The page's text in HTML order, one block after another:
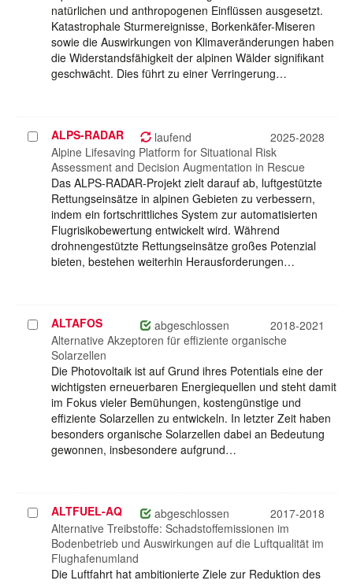
natürlichen und anthropogenen Einflüssen ausgesetzt.
Katastrophale Sturmereignisse, Borkenkäfer-Miseren
sowie die Auswirkungen von Klimaveränderungen haben
die Widerstandsfähigkeit der alpinen Wälder signifikant
geschwächt. Dies führt zu einer Verringerung…
Projekt
auswählen
ALPS-RADAR laufend
2025-2028
Alpine Lifesaving Platform for Situational Risk
Assessment and Decision Augmentation in Rescue
Das ALPS-RADAR-Projekt zielt darauf ab, luftgestützte
Rettungseinsätze in alpinen Gebieten zu verbessern,
indem ein fortschrittliches System zur automatisierten
Flugrisikobewertung entwickelt wird. Während
drohnengestützte Rettungseinsätze großes Potenzial
bieten, bestehen weiterhin Herausforderungen…
Projekt
auswählen
ALTAFOS abgeschlossen
2018-2021
Alternative Akzeptoren für effiziente organische
Solarzellen
Die Photovoltaik ist auf Grund ihres Potentials eine der
wichtigsten erneuerbaren Energiequellen und steht damit
im Fokus vieler Bemühungen, kostengünstige und
effiziente Solarzellen zu entwickeln. In letzter Zeit haben
besonders organische Solarzellen dabei an Bedeutung
gewonnen, insbesondere aufgrund…
Projekt
auswählen
ALTFUEL-AQ abgeschlossen
2017-2018
Alternative Treibstoffe: Schadstoffemissionen im
Bodenbetrieb und Auswirkungen auf die Luftqualität im
Flughafenumland
Die Luftfahrt hat ambitionierte Ziele zur Reduktion des